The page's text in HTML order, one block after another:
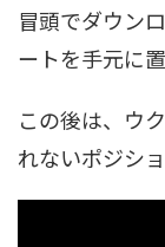
冒頭でダウン
ートを手元に
この後は、ウ
れないポジシ